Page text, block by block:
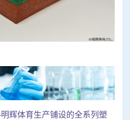
辉体育生产铺设的全系列塑